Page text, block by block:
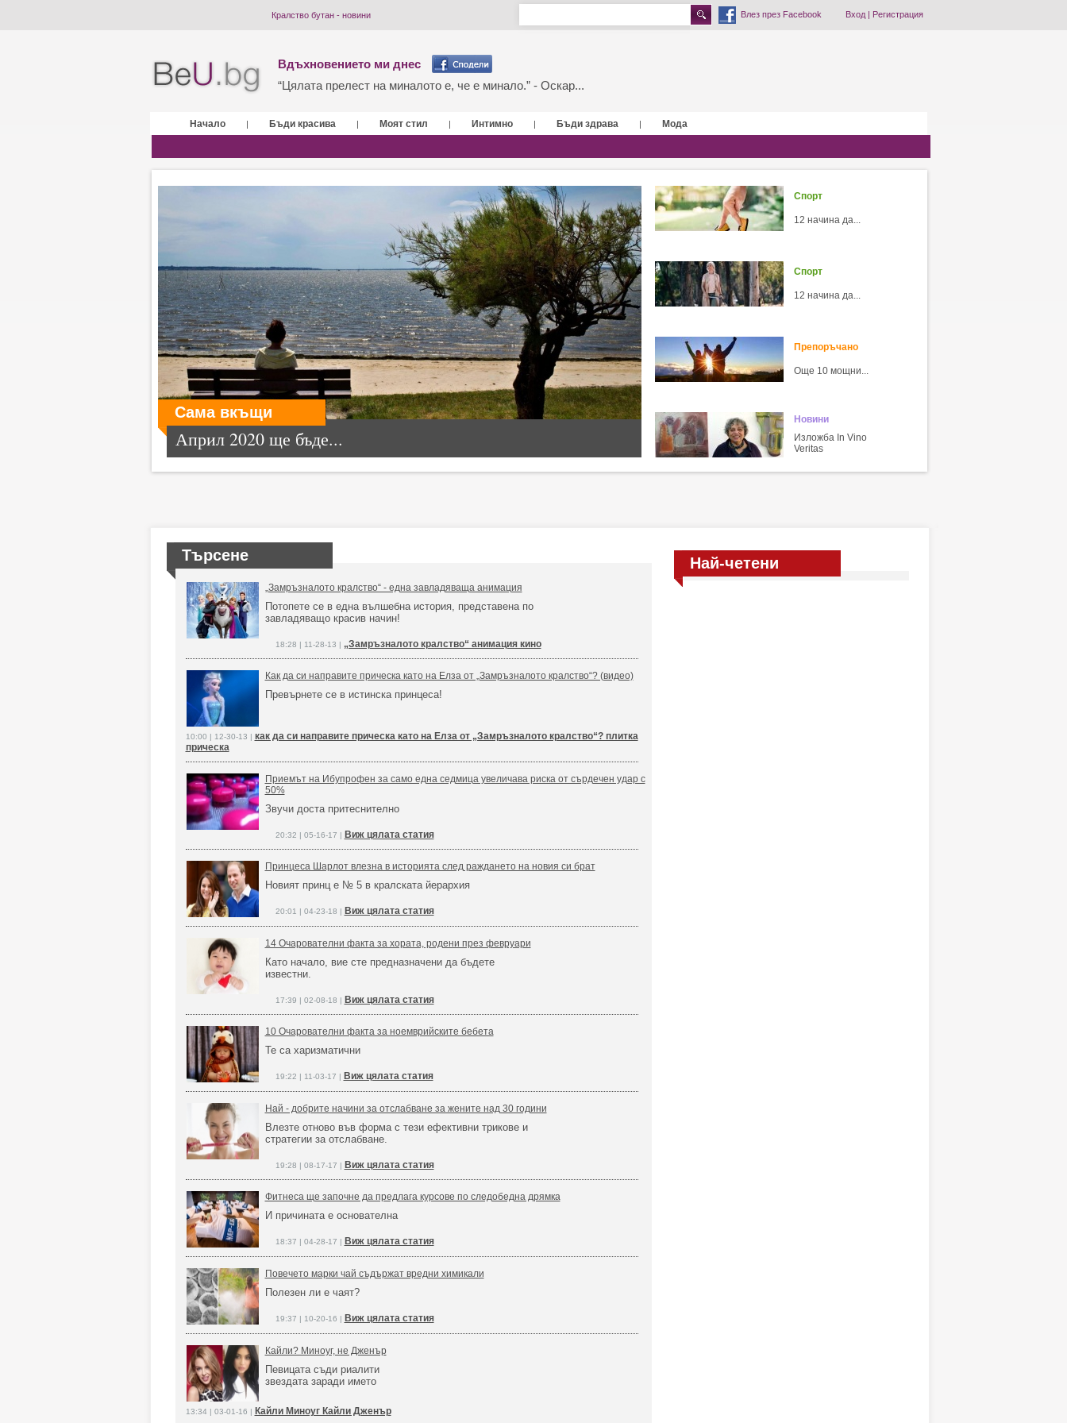
Кралство бутан - новини Влез през Facebook Вход| Регистрация
Вдъхновението ми днес
“Цялата прелест на миналото е, че е минало.” - Оскар...
Начало | Бъди красива | Моят стил | Интимно | Бъди здрава | Мода
Сама вкъщи
Април 2020 ще бъде...
Спорт
12 начина да...
Спорт
12 начина да...
Препоръчано
Още 10 мощни...
Новини
Изложба In Vino
Veritas
Търсене
„Замръзналото кралство“ - една завладяваща анимация
Потопете се в една вълшебна история, представена по
завладяващо красив начин!
18:28 | 11-28-13 | „Замръзналото кралство“ анимация кино
Как да си направите прическа като на Елза от „Замръзналото кралство“? (видео)
Превърнете се в истинска принцеса!
10:00 | 12-30-13 | как да си направите прическа като на Елза от „Замръзналото кралство“? плитка
прическа
Приемът на Ибупрофен за само една седмица увеличава риска от сърдечен удар с
50%
Звучи доста притеснително
20:32 | 05-16-17 | Виж цялата статия
Принцеса Шарлот влезна в историята след раждането на новия си брат
Новият принц е № 5 в кралската йерархия
20:01 | 04-23-18 | Виж цялата статия
14 Очарователни факта за хората, родени през февруари
Като начало, вие сте предназначени да бъдете
известни.
17:39 | 02-08-18 | Виж цялата статия
10 Очарователни факта за ноемврийските бебета
Те са харизматични
19:22 | 11-03-17 | Виж цялата статия
Най - добрите начини за отслабване за жените над 30 години
Влезте отново във форма с тези ефективни трикове и
стратегии за отслабване.
19:28 | 08-17-17 | Виж цялата статия
Фитнеса ще започне да предлага курсове по следобедна дрямка
И причината е основателна
18:37 | 04-28-17 | Виж цялата статия
Повечето марки чай съдържат вредни химикали
Полезен ли е чаят?
19:37 | 10-20-16 | Виж цялата статия
Кайли? Миноуг, не Дженър
Певицата съди риалити
звездата заради името
13:34 | 03-01-16 | Кайли Миноуг Кайли Дженър
Най-четени